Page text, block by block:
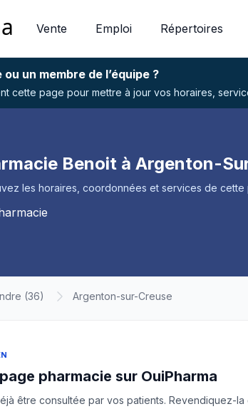
Vente Emploi Répertoires
un membre de l’équipe ?
cette page pour mettre à jour vos horaires,
Benoit à Argenton-
les horaires, coordonnées et services de cette
(36) Argenton-sur-Creuse
pharmacie sur OuiPharma
être consultée par vos patients. Revendiquez-la